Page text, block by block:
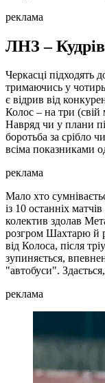
реклама
ЛНЗ –
Черкасці підходять
тримаючись у
є відрив від
Колос – на три (свій
Навряд чи у плани
боротьба за срібло
всіма показниками
реклама
Мало хто
із 10 останніх
колектив здолав
розгром Шахтарю й
від Колоса, після
зупиняється,
"автобуси".
реклама